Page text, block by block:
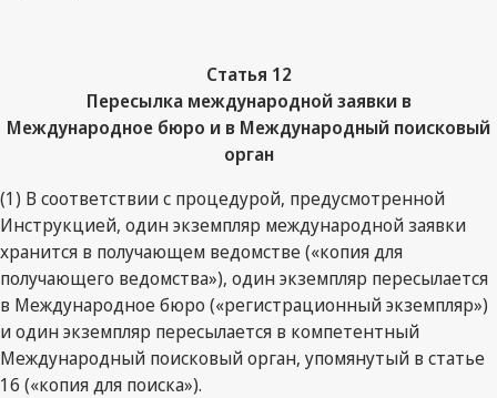
Статья 12
Пересылка международной заявки в
Международное бюро и в Международный поисковый
орган
(1) В соответствии с процедурой, предусмотренной
Инструкцией, один экземпляр международной заявки
хранится в получающем ведомстве («копия для
получающего ведомства»), один экземпляр пересылается
в Международное бюро («регистрационный экземпляр»)
и один экземпляр пересылается в компетентный
Международный поисковый орган, упомянутый в статье
16 («копия для поиска»).